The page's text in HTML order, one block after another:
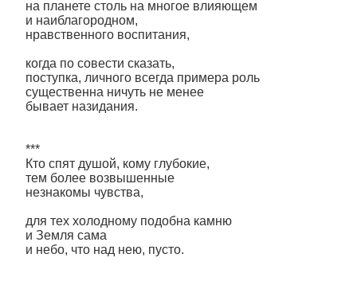
на планете столь на многое влияющем
и наиблагородном,
нравственного воспитания,
когда по совести сказать,
поступка, личного всегда примера роль
существенна ничуть не менее
бывает назидания.
***
Кто спят душой, кому глубокие,
тем более возвышенные
незнакомы чувства,
для тех холодному подобна камню
и Земля сама
и небо, что над нею, пусто.